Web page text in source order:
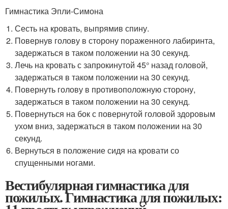
Гимнастика Эпли-Симона
Сесть на кровать, выпрямив спину.
Повернув голову в сторону пораженного лабиринта,
задержаться в таком положении на 30 секунд.
Лечь на кровать с запрокинутой 45° назад головой,
задержаться в таком положении на 30 секунд.
Повернуть голову в противоположную сторону,
задержаться в таком положении на 30 секунд.
Повернуться на бок с повернутой головой здоровым
ухом вниз, задержаться в таком положении на 30
секунд.
Вернуться в положение сидя на кровати со
спущенными ногами.
Вестибулярная гимнастика для
пожилых. Гимнастика для пожилых: